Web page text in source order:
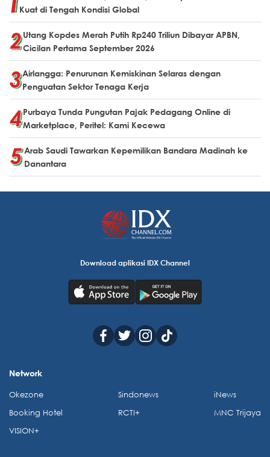
Kuat di Tengah Kondisi Global
Utang Kopdes Merah Putih Rp240 Triliun Dibayar APBN,
Cicilan Pertama September 2026
Airlangga: Penurunan Kemiskinan Selaras dengan
Penguatan Sektor Tenaga Kerja
Purbaya Tunda Pungutan Pajak Pedagang Online di
Marketplace, Peritel: Kami Kecewa
Arab Saudi Tawarkan Kepemilikan Bandara Madinah ke
Danantara
Download aplikasi IDX Channel
Network
Okezone
Booking Hotel
VISION+
Sindonews
RCTI+
iNews
MNC Trijaya